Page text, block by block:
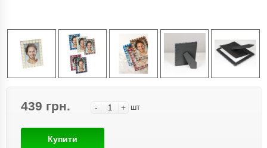
439 грн. - + шт
Купити